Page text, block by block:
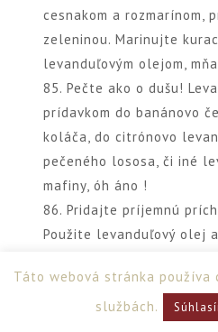
cesnakom a rozmarínom,
zeleninou. Marinujte
levanduľovým olejom,
85. Pečte ako o dušu!
prídavkom do banánovo
koláča, do citrónovo
pečeného lososa, či iné
mafiny, óh áno !
86. Pridajte príjemnú
Použite levanduľový olej
či do cukru. Použite
pridajte do medu pre
Táto webová stránka používa
službách.